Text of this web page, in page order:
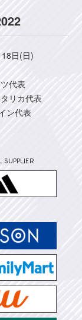
日(日)
代表
リカ代表
ン代表
SUPPLIER